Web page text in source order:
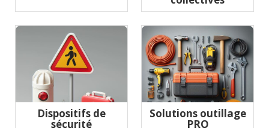
Dispositifs de
sécurité
Solutions outillage
PRO